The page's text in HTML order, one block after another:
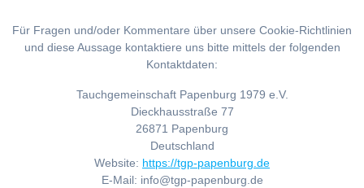
Für Fragen und/oder Kommentare über unsere Cookie-Richtlinien
und diese Aussage kontaktiere uns bitte mittels der folgenden
Kontaktdaten:
Tauchgemeinschaft Papenburg 1979 e.V.
Dieckhausstraße 77
26871 Papenburg
Deutschland
Website: https://tgp-papenburg.de
E-Mail: info@tgp-papenburg.de